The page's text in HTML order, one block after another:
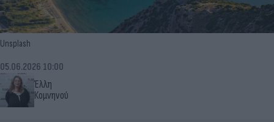
Unsplash
Έλλη
Κομνηνού
05.06.2026 10:00